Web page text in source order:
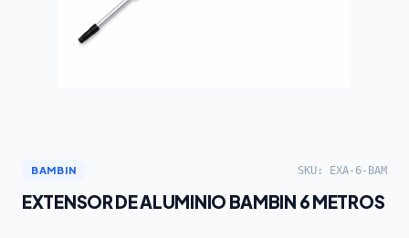
BAMBIN SKU: EXA-6-BAM
EXTENSOR DE ALUMINIO BAMBIN 6 METROS